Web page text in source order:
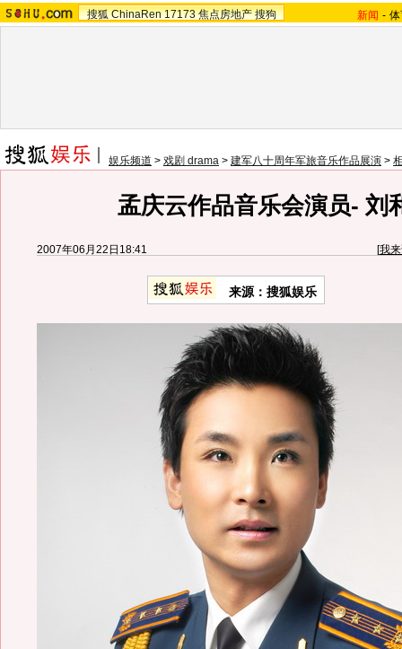
搜狐 ChinaRen 17173 焦点房地产 搜狗 新闻 -
娱乐频道 > 戏剧 drama > 建军八十周年军旅音乐作品展演 >
孟庆云作品音乐会演员- 刘
2007年06月22日18:41 [我
来源：搜狐娱乐